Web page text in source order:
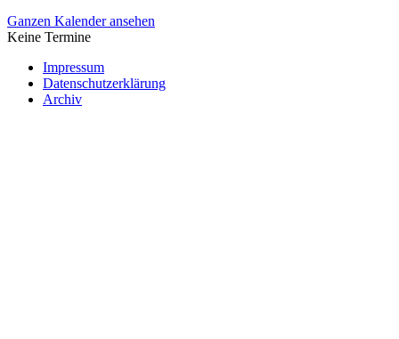
Ganzen Kalender ansehen
Keine Termine
Impressum
Datenschutzerklärung
Archiv